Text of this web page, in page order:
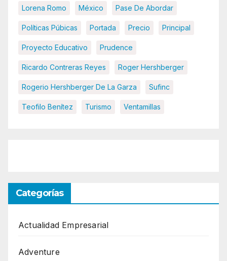
Lorena Romo México Pase De Abordar
Políticas Púbicas Portada Precio Principal
Proyecto Educativo Prudence
Ricardo Contreras Reyes Roger Hershberger
Rogerio Hershberger De La Garza Sufinc
Teofilo Benítez Turismo Ventamillas
Categorías
Actualidad Empresarial
Adventure